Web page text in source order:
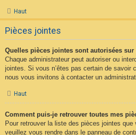
Haut
Pièces jointes
Quelles pièces jointes sont autorisées
Chaque administrateur peut autoriser ou
jointes. Si vous n’êtes pas certain de savoir
nous vous invitons à contacter un
Haut
Comment puis-je retrouver toutes mes
Pour retrouver la liste des pièces jointes que
veuillez vous rendre dans le panneau de